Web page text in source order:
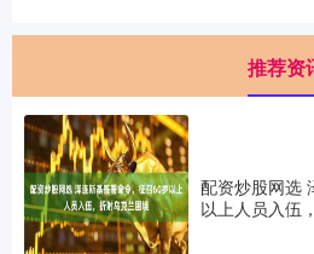
推荐资
配资炒股网选
以上人员入伍